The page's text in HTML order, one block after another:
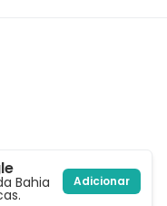
Bahia Adicionar